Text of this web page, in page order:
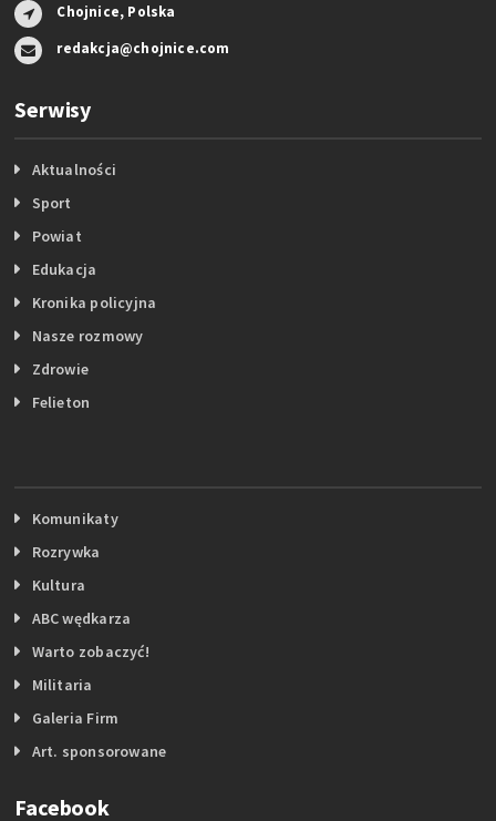
Chojnice, Polska
redakcja@chojnice.com
Serwisy
Aktualności
Sport
Powiat
Edukacja
Kronika policyjna
Nasze rozmowy
Zdrowie
Felieton
Komunikaty
Rozrywka
Kultura
ABC wędkarza
Warto zobaczyć!
Militaria
Galeria Firm
Art. sponsorowane
Facebook